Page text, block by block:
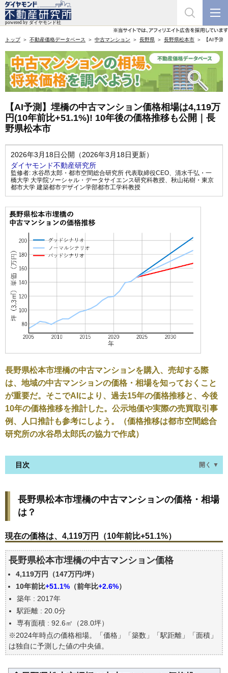
トップ 不動産価格データベース 中古マンション 長野県 長野県松本市 【AI予測
【AI予測】埋橋の中古マンション価格相場は4,119万
円(10年前比+51.1%)! 10年後の価格推移も公開｜長
野県松本市
2026年3月18日公開（2026年3月18日更新）
ダイヤモンド不動産研究所
監修者: 水谷昂太郎・都市空間総合研究所 代表取締役CEO、 清水千弘・一
橋大学 大学院ソーシャル・データサイエンス研究科教授、 秋山祐樹・東京
都市大学 建築都市デザイン学部都市工学科教授
長野県松本市埋橋の中古マンションを購入、売却する際
は、地域の中古マンションの価格・相場を知っておくこと
が重要だ。そこでAIにより、過去15年の価格推移と、今後
10年の価格推移を推計した。公示地価や実際の売買取引事
例、人口推計も参考にしよう。（価格推移は都市空間総合
研究所の水谷昂太郎氏の協力で作成）
目次 開く ▼
は？
価格を詳細に分析しよう
長野県松本市埋橋の中古マンションの過去の売買事
例
公示地価はいくら
エリアの将来性を人口予想から検討しよう
自分の年収でいくらの不動産が買える？
長野県松本市埋橋の中古マンションの価格・相場
は？
現在の価格は、4,119万円（10年前比+51.1%）
長野県松本市埋橋の中古マンション価格
4,119万円（147万円/坪）
10年前比+51.1% （前年比+2.6%）
築年 : 2017年
駅距離 : 20.0分
専有面積 : 92.6㎡（28.0坪）
※2024年時点の価格相場。「価格」「築数」「駅距離」「面積」
は独自に予測した値の中央値。